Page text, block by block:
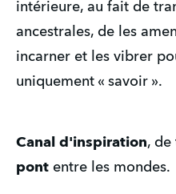
intérieure, au fait de
ancestrales, de les
incarner et les vibrer
uniquement « savoir ».
Canal d'inspiration, de
pont entre les mondes.